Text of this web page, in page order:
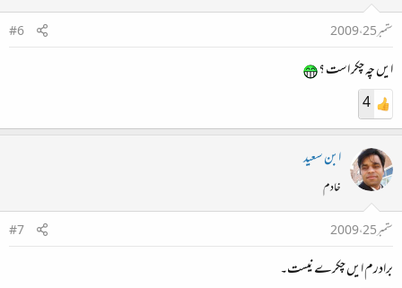
ستمبر 25، 2009
#6
ایں چہ چکر است ؟
4
ابن سعید
خادم
ستمبر 25، 2009
#7
برادرم ایں چکرے نیست۔